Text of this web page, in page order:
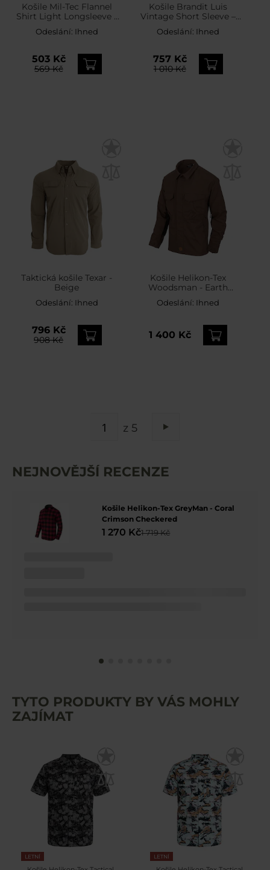
Košile Mil-Tec Flannel
Shirt Light Longsleeve -
Black/Gray
Odeslání: Ihned
503 Kč
569 Kč
Košile Brandit Luis
Vintage Short Sleeve –
Olive
Odeslání: Ihned
757 Kč
1 010 Kč
Taktická košile Texar -
Beige
Odeslání: Ihned
796 Kč
908 Kč
Košile Helikon-Tex
Woodsman - Earth
Brown/Black
Odeslání: Ihned
1 400 Kč
z 5
NEJNOVĚJŠÍ RECENZE
Košile Helikon-Tex GreyMan - Coral
Crimson Checkered
1 270 Kč1 719 Kč
TYTO PRODUKTY BY VÁS MOHLY
ZAJÍMAT
LETNÍ LETNÍ